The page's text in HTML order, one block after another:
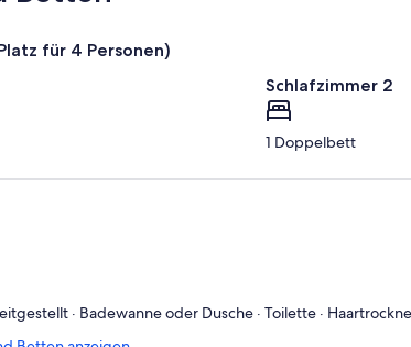
für 4 Personen)
Schlafzimmer 2
1 Doppelbett
· Badewanne oder Dusche · Toilette ·